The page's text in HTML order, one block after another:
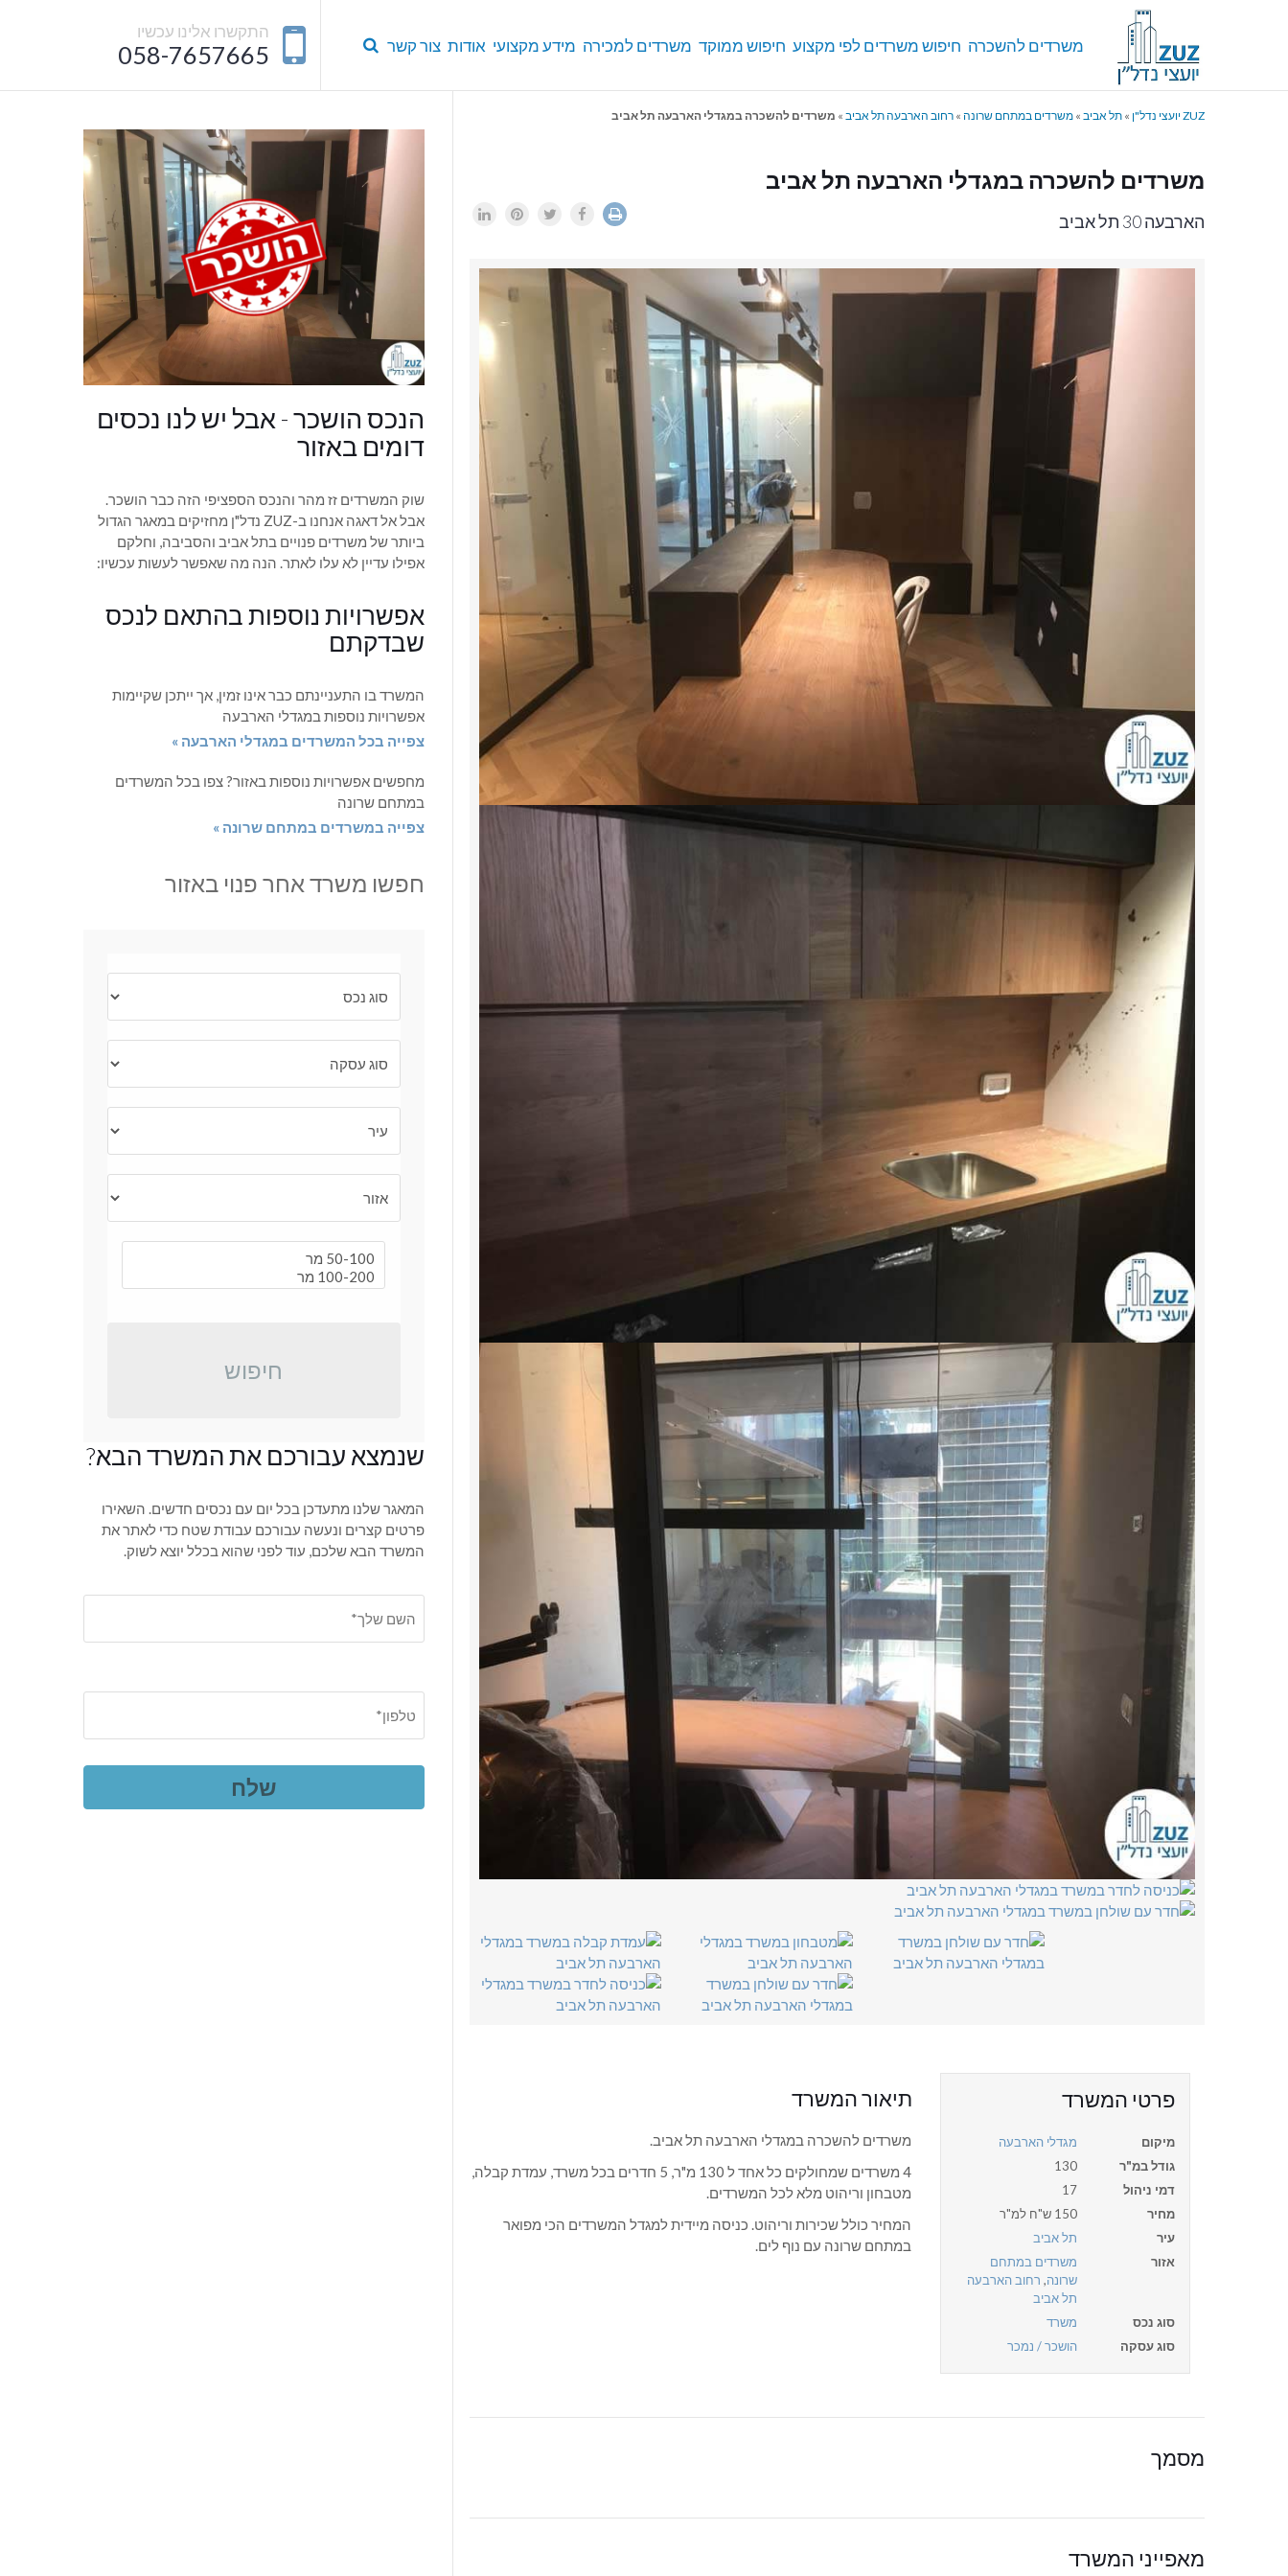
התקשרו אלינו עכשיו
058-7657665 משרדים להשכרה חיפוש משרדים לפי מקצוע חיפוש ממוקד משרדים למכירה מידע מקצועי אודות צור קשר
ZUZ יועצי נדל"ן » תל אביב » משרדים במתחם שרונה » רחוב הארבעה תל אביב » משרדים להשכרה במגדלי הארבעה תל אביב
משרדים להשכרה במגדלי הארבעה תל אביב
הארבעה 30 תל אביב
פרטי המשרד
מיקום
מגדלי הארבעה
גודל במ"ר
130
דמי ניהול
17
מחיר
150 ש"ח למ"ר
עיר
תל אביב
אזור
משרדים במתחם
שרונה, רחוב הארבעה
תל אביב
סוג נכס
משרד
סוג עסקה
הושכר / נמכר
תיאור המשרד
משרדים להשכרה במגדלי הארבעה תל אביב.
4 משרדים שמחולקים כל אחד ל 130 מ"ר, 5 חדרים בכל משרד, עמדת קבלה,
מטבחון וריהוט מלא לכל המשרדים.
המחיר כולל שכירות וריהוט. כניסה מיידית למגדל המשרדים הכי מפואר
במתחם שרונה עם נוף לים.
מסמך
מאפייני המשרד
הנכס הושכר - אבל יש לנו נכסים
דומים באזור
שוק המשרדים זז מהר והנכס הספציפי הזה כבר הושכר.
אבל אל דאגה אנחנו ב-ZUZ נדל"ן מחזיקים במאגר הגדול
ביותר של משרדים פנויים בתל אביב והסביבה, וחלקם
אפילו עדיין לא עלו לאתר. הנה מה שאפשר לעשות עכשיו:
אפשרויות נוספות בהתאם לנכס
שבדקתם
המשרד בו התעניינתם כבר אינו זמין, אך ייתכן שקיימות
אפשרויות נוספות במגדלי הארבעה
צפייה בכל המשרדים במגדלי הארבעה »
מחפשים אפשרויות נוספות באזור? צפו בכל המשרדים
במתחם שרונה
צפייה במשרדים במתחם שרונה »
חפשו משרד אחר פנוי באזור
חיפוש
שנמצא עבורכם את המשרד הבא?
המאגר שלנו מתעדכן בכל יום עם נכסים חדשים. השאירו
פרטים קצרים ונעשה עבורכם עבודת שטח כדי לאתר את
המשרד הבא שלכם, עוד לפני שהוא בכלל יוצא לשוק.